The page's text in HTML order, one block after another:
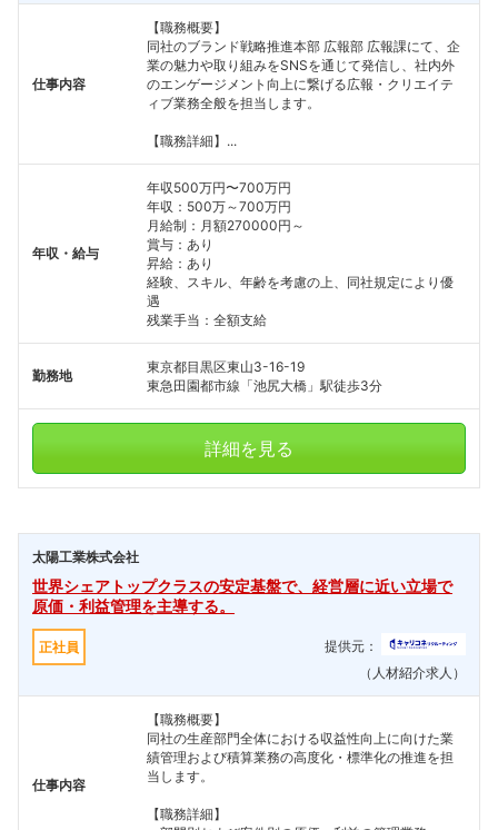
仕事内容
【職務概要】
同社のブランド戦略推進本部 広報部 広報課にて、企
業の魅力や取り組みをSNSを通じて発信し、社内外
のエンゲージメント向上に繋げる広報・クリエイテ
ィブ業務全般を担当します。
【職務詳細】...
年収・給与
年収500万円〜700万円
年収：500万～700万円
月給制：月額270000円～
賞与：あり
昇給：あり
経験、スキル、年齢を考慮の上、同社規定により優
遇
残業手当：全額支給
勤務地
東京都目黒区東山3-16-19
東急田園都市線「池尻大橋」駅徒歩3分
詳細を見る
太陽工業株式会社
世界シェアトップクラスの安定基盤で、経営層に近い立場で
原価・利益管理を主導する。
正社員
提供元：
（人材紹介求人）
仕事内容
【職務概要】
同社の生産部門全体における収益性向上に向けた業
績管理および積算業務の高度化・標準化の推進を担
当します。
【職務詳細】